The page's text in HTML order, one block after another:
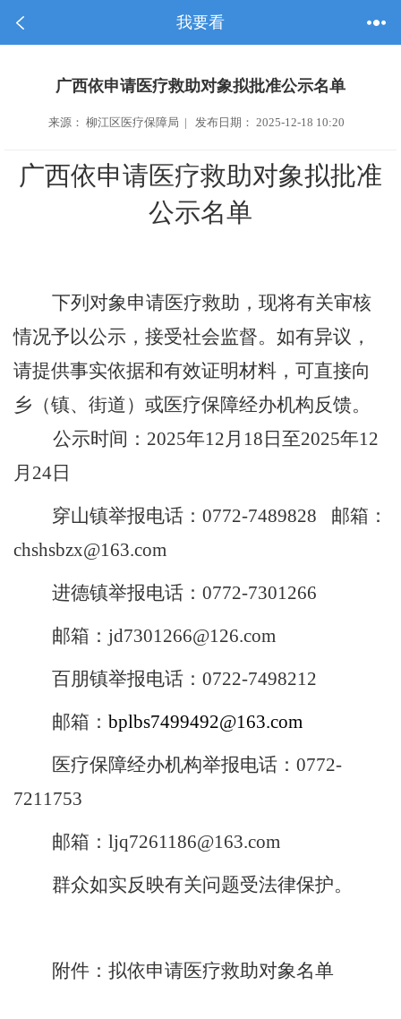
我要看
广西依申请医疗救助对象拟批准公示名单
来源： 柳江区医疗保障局 | 发布日期： 2025-12-18 10:20
广西依申请医疗救助对象拟批准
公示名单
下列对象申请医疗救助，现将有关审核
情况予以公示，接受社会监督。如有异议，
请提供事实依据和有效证明材料，可直接向
乡（镇、街道）或医疗保障经办机构反馈。
公示时间： 2025年12月 18 日至2025年12
月 24日
穿山镇举报电话： 0772-7489828 邮箱：
chshsbzx@163.com
进德镇举报电话 ： 0772-7301266
邮箱 ： jd7301266@126.com
百朋镇举报电话： 0722-7498212
邮箱： bplbs7499492@163.com
医疗保障经办机构举报电话： 0772-
7211753
邮箱： ljq7261186@163.com
群众如实反映有关问题受法律保护。
附件：拟依申请医疗救助对象名单